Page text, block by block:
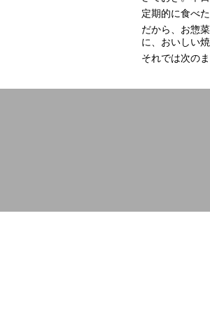
定期的に食べ
だから、お惣
に、おいしい
それでは次の